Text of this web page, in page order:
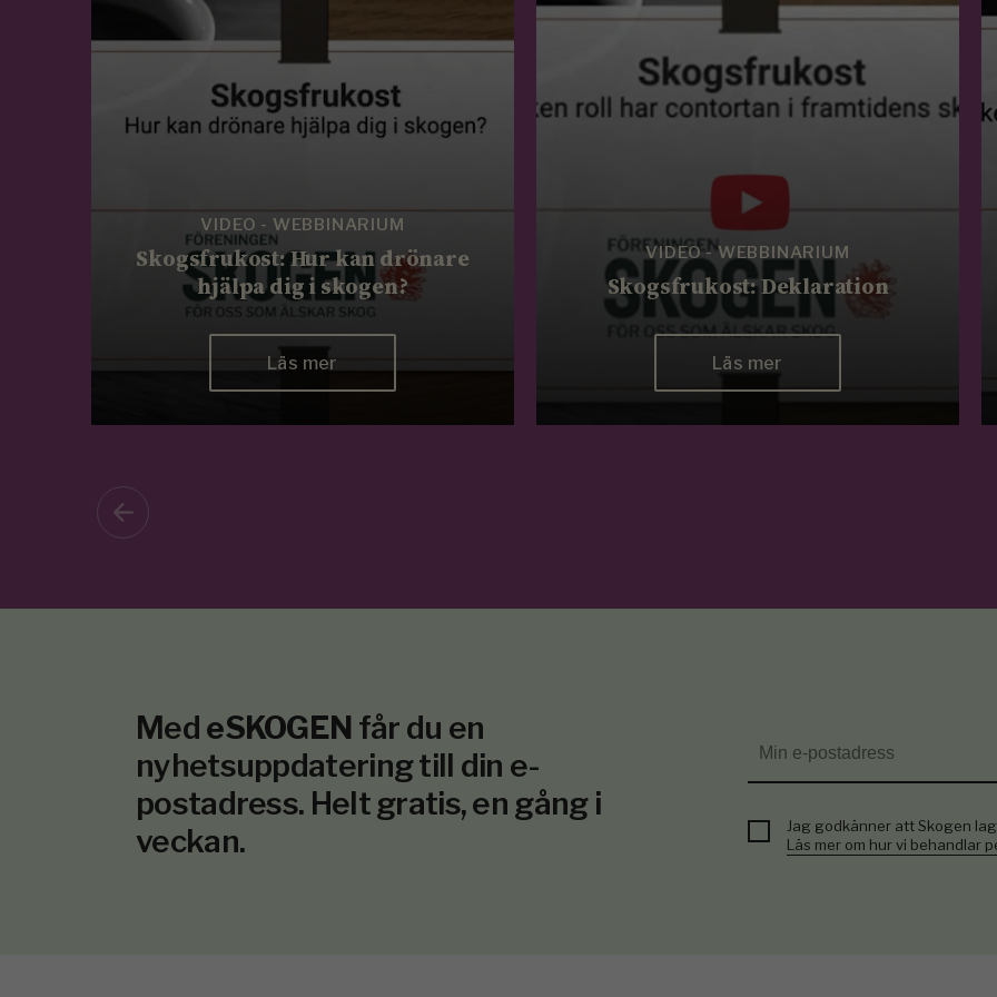
VIDEO - WEBBINARIUM
Skogsfrukost: Hur kan drönare
hjälpa dig i skogen?
Läs mer
VIDEO - WEBBINARIUM
Skogsfrukost: Deklaration
Läs mer
Med eSKOGEN får du en
nyhetsuppdatering till din e-
postadress. Helt gratis, en gång i
veckan.
Jag godkänner att Skogen
Läs mer om hur vi behandlar